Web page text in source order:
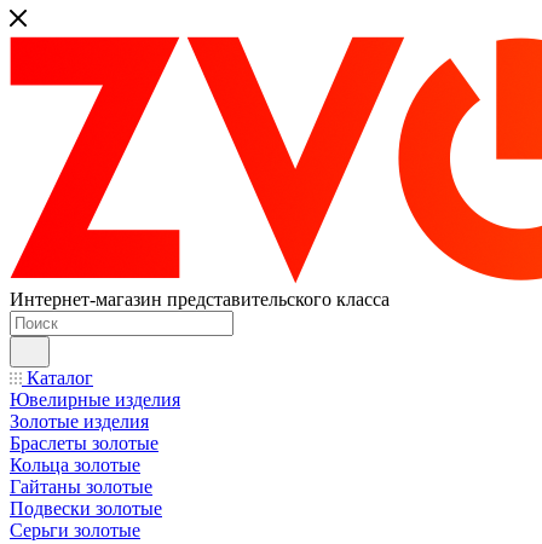
Интернет-магазин представительского класса
Каталог
Ювелирные изделия
Золотые изделия
Браслеты золотые
Кольца золотые
Гайтаны золотые
Подвески золотые
Серьги золотые